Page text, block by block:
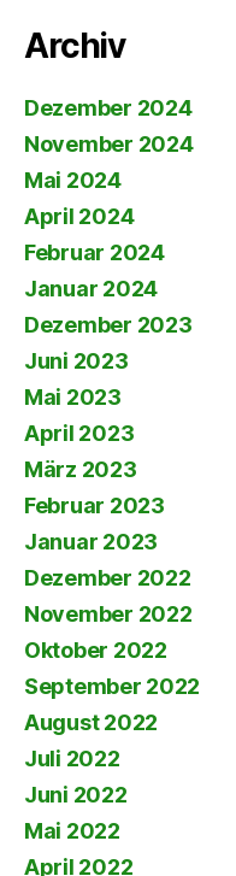
Archiv
Dezember 2024
November 2024
Mai 2024
April 2024
Februar 2024
Januar 2024
Dezember 2023
Juni 2023
Mai 2023
April 2023
März 2023
Februar 2023
Januar 2023
Dezember 2022
November 2022
Oktober 2022
September 2022
August 2022
Juli 2022
Juni 2022
Mai 2022
April 2022